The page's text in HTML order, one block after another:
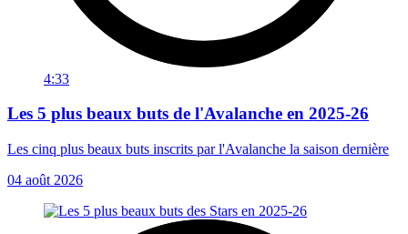
4:33
Les 5 plus beaux buts de l'Avalanche en 2025-26
Les cinq plus beaux buts inscrits par l'Avalanche la saison dernière
04 août 2026